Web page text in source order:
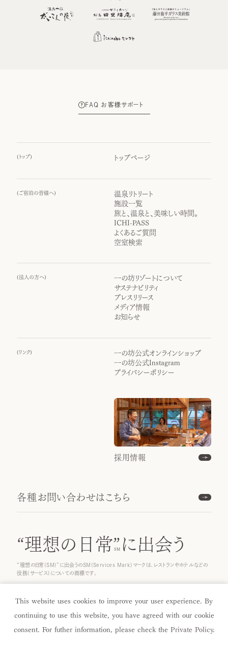
FAQ お客様サポート
( トップ) トップページ
( ご宿泊の皆様へ)
温泉リトリート
施設一覧
旅と、温泉と、美味しい時間。
ICHI-PASS
よくあるご質問
空室検索
(法人の方へ)
一の坊リゾートについて
サステナビリティ
プレスリリース
メディア情報
お知らせ
( リンク)
一の坊公式オンラインショップ
一の坊公式Instagram
プライバシーポリシー
採用情報
各種お問い合わせはこちら
“理想の日常”に出会う
“理想の日常(SM)”に出会うのSM(Services Mark)マークは、レストランやホテルなどの
役務(サービス)についての商標です。
This website uses cookies to improve your user experience. By
continuing to use this website, you have agreed with our cookie
consent. For futher information, please check the Private Policy.